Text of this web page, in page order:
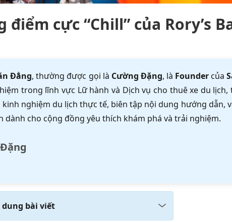
cực “Chill” của Rory’s
Đẳng, thường được gọi là Cường Đặng, là Foundercủa
trong lĩnh vực Lữ hành và Dịch vụ cho thuê xe du
kinh nghiệm du lịch thực tế, biên tập nội dung hướng dẫn,
dành cho cộng đồng yêu thích khám phá và trải nghiệm.
dung bài viết